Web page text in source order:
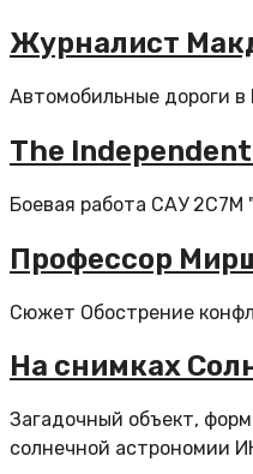
Журналист
Автомобильные дороги
The
Боевая работа САУ 2С7М
Профессор
Сюжет Обострение
На снимках
Загадочный объект,
солнечной астрономии